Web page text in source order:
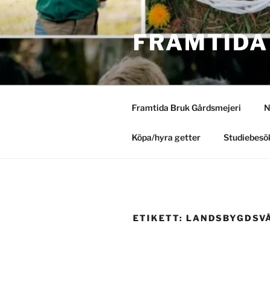
Hoppa
till
innehåll
Framtida Bruk Gårdsmejeri
Köpa/hyra getter
ETIKETT: